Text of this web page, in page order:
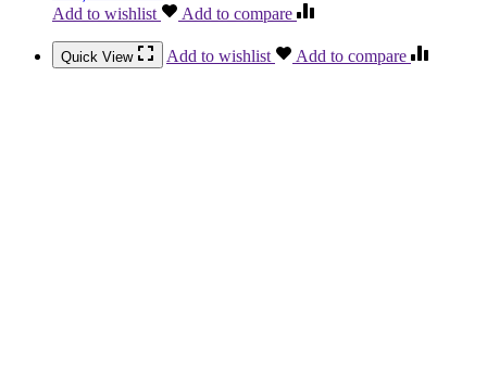
Add to wishlist
Add to compare
Quick View Add to wishlist Add to compare